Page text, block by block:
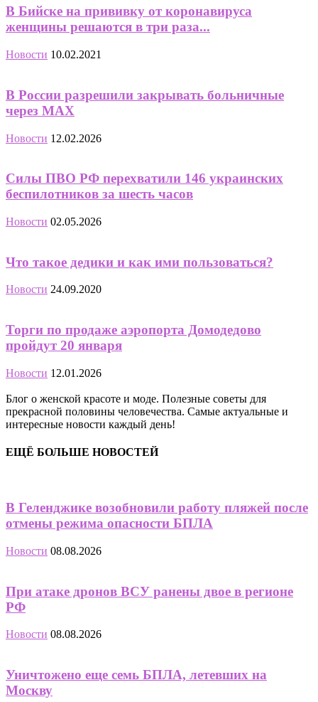
В Бийске на прививку от коронавируса
женщины решаются в три раза...
Новости 10.02.2021
В России разрешили закрывать больничные
через MAX
Новости 12.02.2026
Силы ПВО РФ перехватили 146 украинских
беспилотников за шесть часов
Новости 02.05.2026
Что такое дедики и как ими пользоваться?
Новости 24.09.2020
Торги по продаже аэропорта Домодедово
пройдут 20 января
Новости 12.01.2026
Блог о женской красоте и моде. Полезные советы для
прекрасной половины человечества. Самые актуальные и
интересные новости каждый день!
ЕЩЁ БОЛЬШЕ НОВОСТЕЙ
В Геленджике возобновили работу пляжей после
отмены режима опасности БПЛА
Новости 08.08.2026
При атаке дронов ВСУ ранены двое в регионе
РФ
Новости 08.08.2026
Уничтожено еще семь БПЛА, летевших на
Москву